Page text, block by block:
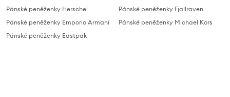
Pánské peněženky Herschel
Pánské peněženky Emporio Armani
Pánské peněženky Eastpak
Pánské peněženky Fjallraven
Pánské peněženky Michael Kors